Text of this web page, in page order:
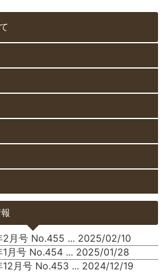
2月号 No.455 ... 2025/02/10
月号 No.454 ... 2025/01/28
月号 No.453 ... 2024/12/19